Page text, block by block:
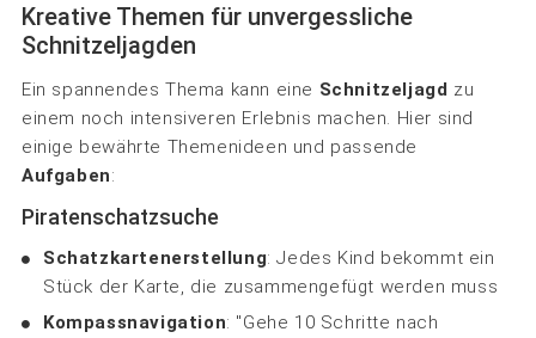
Kreative Themen für unvergessliche
Schnitzeljagden
Ein spannendes Thema kann eine Schnitzeljagd zu
einem noch intensiveren Erlebnis machen. Hier sind
einige bewährte Themenideen und passende
Aufgaben:
Piratenschatzsuche
Schatzkartenerstellung: Jedes Kind bekommt ein
Stück der Karte, die zusammengefügt werden muss
Kompassnavigation: "Gehe 10 Schritte nach